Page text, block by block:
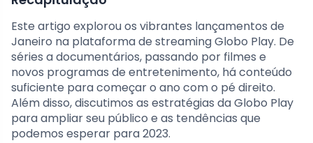
Este artigo explorou os vibrantes lançamentos de
Janeiro na plataforma de streaming Globo Play. De
séries a documentários, passando por filmes e
novos programas de entretenimento, há conteúdo
suficiente para começar o ano com o pé direito.
Além disso, discutimos as estratégias da Globo Play
para ampliar seu público e as tendências que
podemos esperar para 2023.